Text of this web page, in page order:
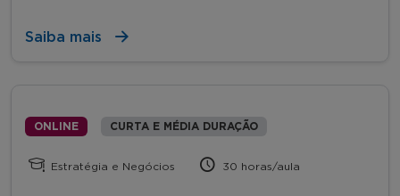
Saiba mais
ONLINE CURTA E MÉDIA DURAÇÃO
Estratégia e Negócios 30 horas/aula